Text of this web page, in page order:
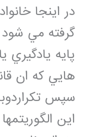
در اينجا
گرفته مي شود
پايه
هايي كه ان
سپس
اين